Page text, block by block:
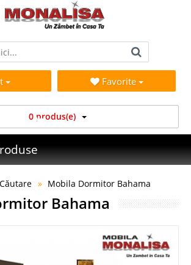
Favorite
0 produs(e)
Căutare Mobila Dormitor Bahama
Bahama